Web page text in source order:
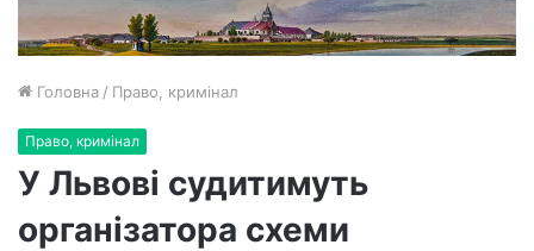
Головна / Право, кримінал
Право, кримінал
У Львові судитимуть
організатора схеми